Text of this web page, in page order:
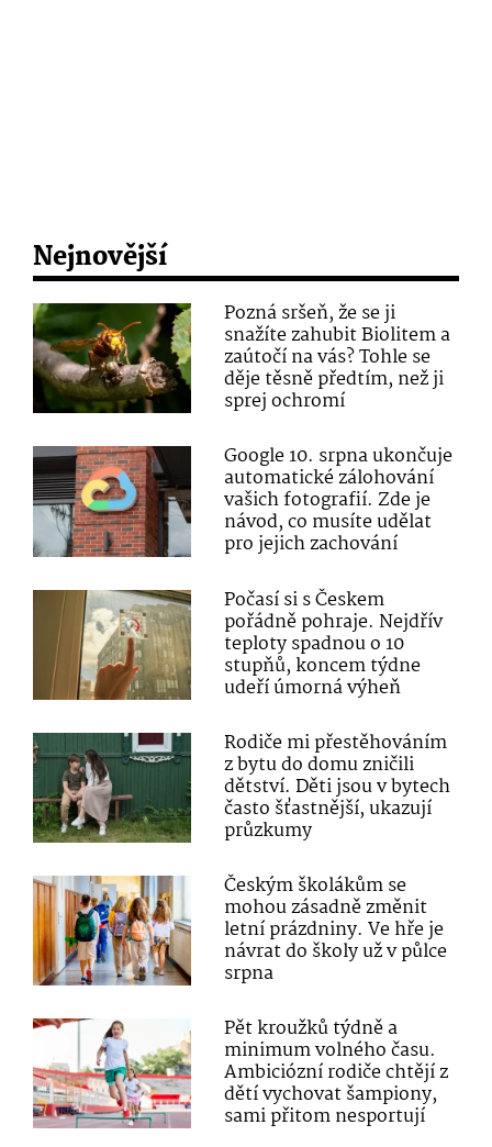
Nejnovější
Pozná sršeň, že se ji
snažíte zahubit Biolitem a
zaútočí na vás? Tohle se
děje těsně předtím, než ji
sprej ochromí
Google 10. srpna ukončuje
automatické zálohování
vašich fotografií. Zde je
návod, co musíte udělat
pro jejich zachování
Počasí si s Českem
pořádně pohraje. Nejdřív
teploty spadnou o 10
stupňů, koncem týdne
udeří úmorná výheň
Rodiče mi přestěhováním
z bytu do domu zničili
dětství. Děti jsou v bytech
často šťastnější, ukazují
průzkumy
Českým školákům se
mohou zásadně změnit
letní prázdniny. Ve hře je
návrat do školy už v půlce
srpna
Pět kroužků týdně a
minimum volného času.
Ambiciózní rodiče chtějí z
dětí vychovat šampiony,
sami přitom nesportují